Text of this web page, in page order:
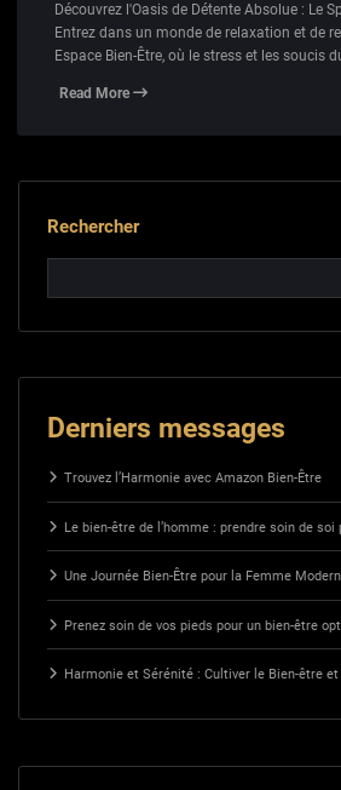
Découvrez l'Oasis de Détente Absolue : Le
Entrez dans un monde de relaxation et de
Espace Bien-Être, où le stress et les soucis
Read More
Rechercher
Derniers messages
Trouvez l’Harmonie avec Amazon Bien-Être
Le bien-être de l’homme : prendre soin de
Une Journée Bien-Être pour la Femme
Prenez soin de vos pieds pour un bien-être
Harmonie et Sérénité : Cultiver le Bien-être